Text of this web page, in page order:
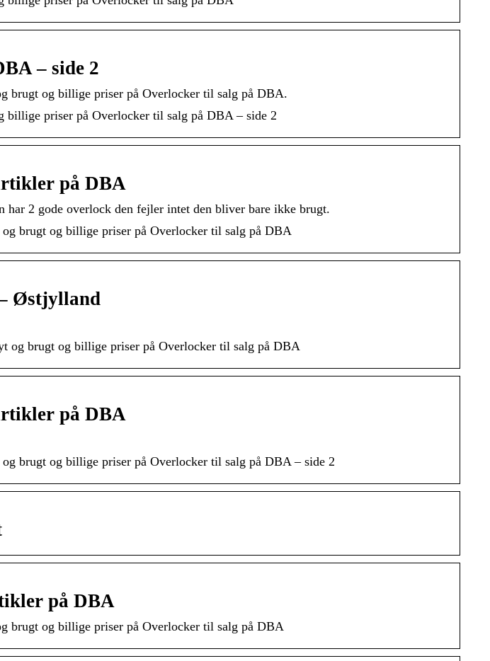
– side 2
brugt og billige priser på Overlocker til salg på DBA.
priser på Overlocker til salg på DBA – side 2
på DBA
2 gode overlock den fejler intet den bliver bare ikke brugt.
brugt og billige priser på Overlocker til salg på DBA
Østjylland
og brugt og billige priser på Overlocker til salg på DBA
på DBA
brugt og billige priser på Overlocker til salg på DBA – side 2
på DBA
brugt og billige priser på Overlocker til salg på DBA